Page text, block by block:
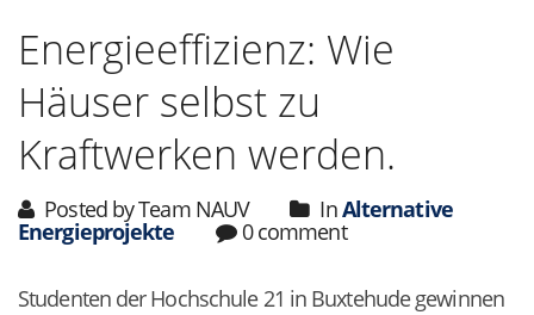
Energieeffizienz: Wie
Häuser selbst zu
Kraftwerken werden.
Posted by Team NAUV InAlternative
Energieprojekte 0 comment
Studenten der Hochschule 21 in Buxtehude gewinnen